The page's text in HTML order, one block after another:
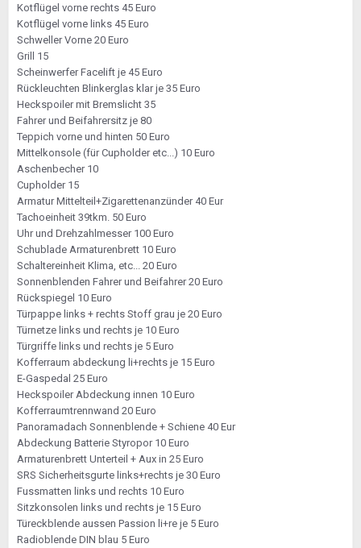
Kotflügel vorne rechts 45 Euro
Kotflügel vorne links 45 Euro
Schweller Vorne 20 Euro
Grill 15
Scheinwerfer Facelift je 45 Euro
Rückleuchten Blinkerglas klar je 35 Euro
Heckspoiler mit Bremslicht 35
Fahrer und Beifahrersitz je 80
Teppich vorne und hinten 50 Euro
Mittelkonsole (für Cupholder etc...) 10 Euro
Aschenbecher 10
Cupholder 15
Armatur Mittelteil+Zigarettenanzünder 40 Eur
Tachoeinheit 39tkm. 50 Euro
Uhr und Drehzahlmesser 100 Euro
Schublade Armaturenbrett 10 Euro
Schaltereinheit Klima, etc... 20 Euro
Sonnenblenden Fahrer und Beifahrer 20 Euro
Rückspiegel 10 Euro
Türpappe links + rechts Stoff grau je 20 Euro
Türnetze links und rechts je 10 Euro
Türgriffe links und rechts je 5 Euro
Kofferraum abdeckung li+rechts je 15 Euro
E-Gaspedal 25 Euro
Heckspoiler Abdeckung innen 10 Euro
Kofferraumtrennwand 20 Euro
Panoramadach Sonnenblende + Schiene 40 Eur
Abdeckung Batterie Styropor 10 Euro
Armaturenbrett Unterteil + Aux in 25 Euro
SRS Sicherheitsgurte links+rechts je 30 Euro
Fussmatten links und rechts 10 Euro
Sitzkonsolen links und rechts je 15 Euro
Türeckblende aussen Passion li+re je 5 Euro
Radioblende DIN blau 5 Euro